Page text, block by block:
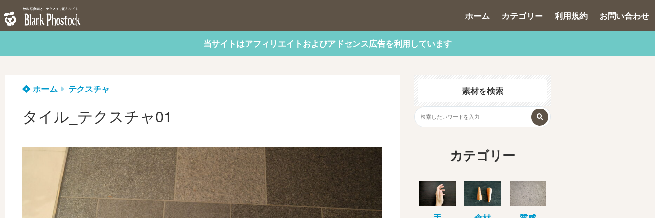
ホーム カテゴリー 利用規約 お問い合わせ
当サイトはアフィリエイトおよびアドセンス広告を利用しています
ホーム テクスチャ
タイル_テクスチャ01
素材を検索
カテゴリー